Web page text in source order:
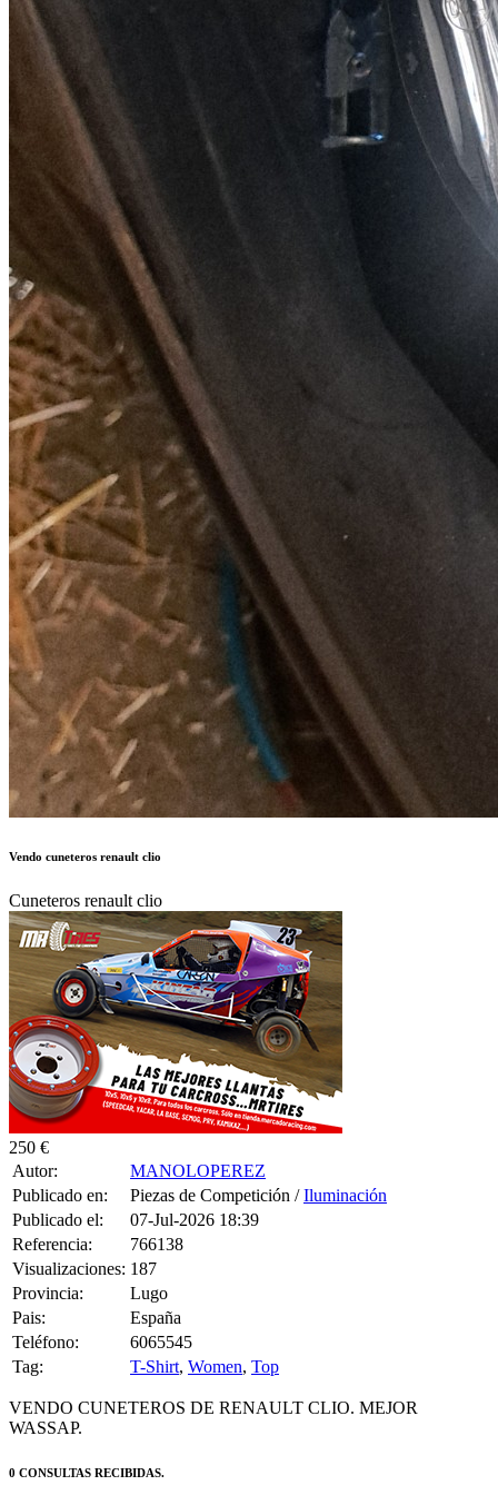
Vendo cuneteros renault clio
Cuneteros renault clio
250 €
Autor:
MANOLOPEREZ
Publicado en:
Piezas de Competición /Iluminación
Publicado el:
07-Jul-2026 18:39
Referencia:
766138
Visualizaciones: 187
Provincia:
Lugo
Pais:
España
Teléfono:
6065545
Tag:
T-Shirt, Women, Top
VENDO CUNETEROS DE RENAULT CLIO. MEJOR
WASSAP.
0 CONSULTAS RECIBIDAS.